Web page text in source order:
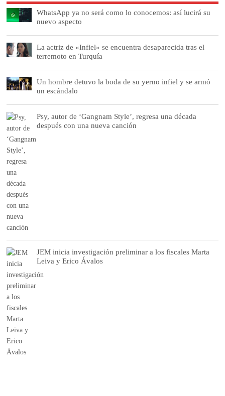
WhatsApp ya no será como lo conocemos: así lucirá su
nuevo aspecto
La actriz de «Infiel» se encuentra desaparecida tras el
terremoto en Turquía
Un hombre detuvo la boda de su yerno infiel y se armó
un escándalo
Psy, autor de ‘Gangnam Style’, regresa una década
después con una nueva canción
JEM inicia investigación preliminar a los fiscales Marta
Leiva y Erico Ávalos